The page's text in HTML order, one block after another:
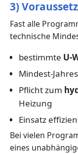
3)
Fast alle
technische
bestimmte U-
Mindest-
Pflicht zum
Heizung
Einsatz
Bei vielen
eines